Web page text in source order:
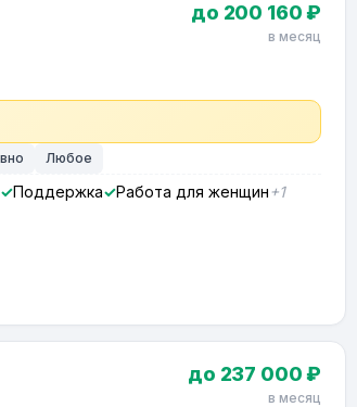
до 200 160 ₽
в месяц
Любое
Поддержка Работа для женщин +1
до 237 000 ₽
в месяц